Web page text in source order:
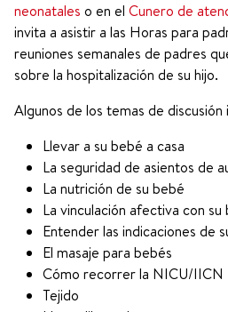
neonatales o en el Cunero de
invita a asistir a las Horas para
reuniones semanales de padres
sobre la hospitalización de su hijo.
Algunos de los temas de discusión
Llevar a su bebé a casa
La seguridad de asientos de
La nutrición de su bebé
La vinculación afectiva con
Entender las indicaciones de
El masaje para bebés
Cómo recorrer la NICU/IICN
Tejido